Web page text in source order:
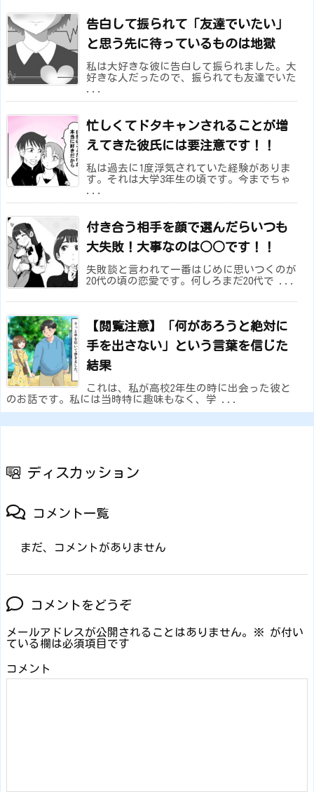
告白して振られて「友達でいたい」
と思う先に待っているものは地獄
私は大好きな彼に告白して振られました。大
好きな人だったので、振られても友達でいた
...
忙しくてドタキャンされることが増
えてきた彼氏には要注意です！！
私は過去に1度浮気されていた経験がありま
す。それは大学3年生の頃です。今までちゃ
...
付き合う相手を顔で選んだらいつも
大失敗！大事なのは○○です！！
失敗談と言われて一番はじめに思いつくのが
20代の頃の恋愛です。何しろまだ20代で ...
【閲覧注意】「何があろうと絶対に
手を出さない」という言葉を信じた
結果
これは、私が高校2年生の時に出会った彼と
のお話です。私には当時特に趣味もなく、学 ...
ディスカッション
コメント一覧
まだ、コメントがありません
コメントをどうぞ
メールアドレスが公開されることはありません。 ※ が付い
ている欄は必須項目です
コメント